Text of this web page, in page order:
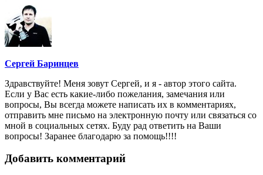
Сергей Баринцев
Здравствуйте! Меня зовут Сергей, и я - автор этого сайта.
Если у Вас есть какие-либо пожелания, замечания или
вопросы, Вы всегда можете написать их в комментариях,
отправить мне письмо на электронную почту или связаться со
мной в социальных сетях. Буду рад ответить на Ваши
вопросы! Заранее благодарю за помощь!!!!
Добавить комментарий